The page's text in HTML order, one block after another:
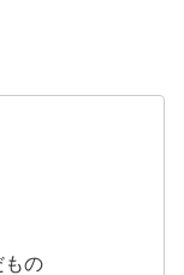
もの